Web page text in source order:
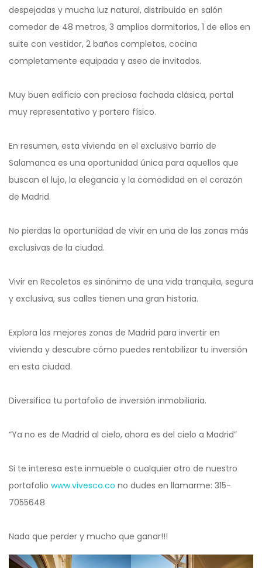
despejadas y mucha luz natural, distribuido en salón
comedor de 48 metros, 3 amplios dormitorios, 1 de ellos en
suite con vestidor, 2 baños completos, cocina
completamente equipada y aseo de invitados.
Muy buen edificio con preciosa fachada clásica, portal
muy representativo y portero físico.
En resumen, esta vivienda en el exclusivo barrio de
Salamanca es una oportunidad única para aquellos que
buscan el lujo, la elegancia y la comodidad en el corazón
de Madrid.
No pierdas la oportunidad de vivir en una de las zonas más
exclusivas de la ciudad.
Vivir en Recoletos es sinónimo de una vida tranquila, segura
y exclusiva, sus calles tienen una gran historia.
Explora las mejores zonas de Madrid para invertir en
vivienda y descubre cómo puedes rentabilizar tu inversión
en esta ciudad.
Diversifica tu portafolio de inversión inmobiliaria.
“Ya no es de Madrid al cielo, ahora es del cielo a Madrid”
Si te interesa este inmueble o cualquier otro de nuestro
portafolio www.vivesco.co no dudes en llamarme: 315-
7055648
Nada que perder y mucho que ganar!!!